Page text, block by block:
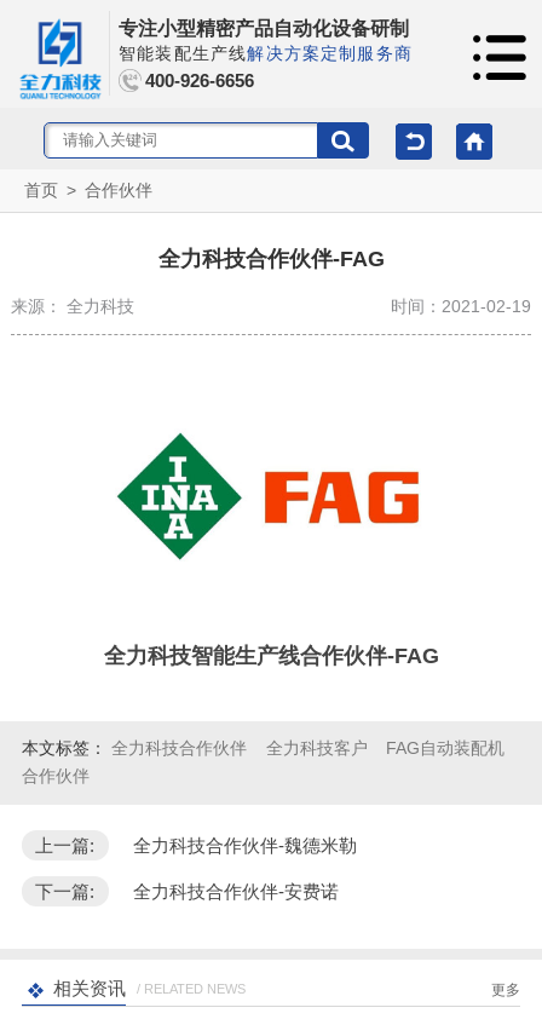
专注小型精密产品自动化设备研制
智能装配生产线解决方案定制服务商
400-926-6656
首页 > 合作伙伴
全力科技合作伙伴-FAG
来源： 全力科技 时间：2021-02-19
全力科技智能生产线合作伙伴-FAG
本文标签： 全力科技合作伙伴 全力科技客户
FAG自动装配机
合作伙伴
上一篇: 全力科技合作伙伴-魏德米勒
下一篇: 全力科技合作伙伴-安费诺
相关资讯 / RELATED NEWS 更多